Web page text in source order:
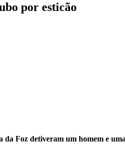
por esticão
Foz detiveram um homem e